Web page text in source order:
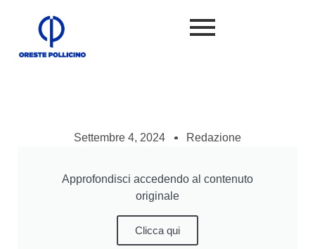
Settembre 4, 2024 Redazione
Approfondisci accedendo al contenuto
originale
Clicca qui